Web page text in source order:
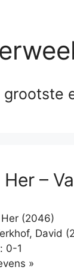
grootste
Her –
(2046)
David
0-1
»